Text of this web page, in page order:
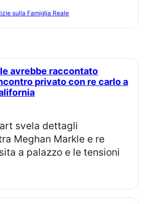
sulla Famiglia Reale
privato con re carlo a
Meghan Markle e re
a palazzo e le tensioni